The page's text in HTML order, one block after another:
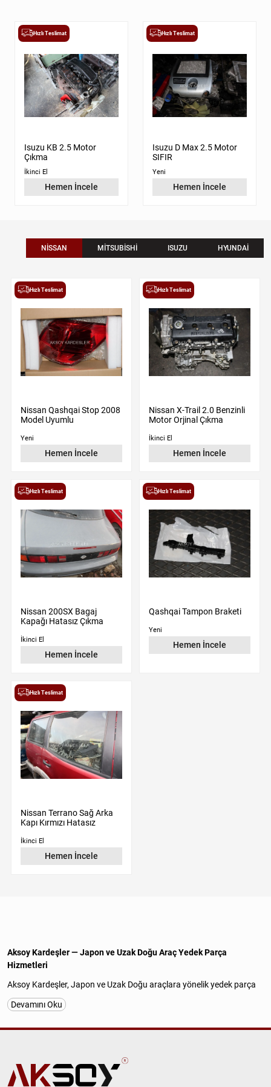
Hızlı Teslimat
Isuzu KB 2.5 Motor
Çıkma
İkinci El
Hemen İncele
Hızlı Teslimat
Isuzu D Max 2.5 Motor
SIFIR
Yeni
Hemen İncele
NISSAN MITSUBISHI ISUZU HYUNDAI
Hızlı Teslimat
Nissan Qashqai Stop 2008
Model Uyumlu
Yeni
Hemen İncele
Hızlı Teslimat
Nissan X-Trail 2.0 Benzinli
Motor Orjinal Çıkma
İkinci El
Hemen İncele
Hızlı Teslimat
Nissan 200SX Bagaj
Kapağı Hatasız Çıkma
İkinci El
Hemen İncele
Hızlı Teslimat
Qashqai Tampon Braketi
Yeni
Hemen İncele
Hızlı Teslimat
Nissan Terrano Sağ Arka
Kapı Kırmızı Hatasız
İkinci El
Hemen İncele
Aksoy Kardeşler — Japon ve Uzak Doğu Araç Yedek Parça
Hizmetleri
Aksoy Kardeşler, Japon ve Uzak Doğu araçlara yönelik yedek parça
tedariğinde uzun yıllara dayanan tecrübesiyle güvenilir ve
profesyonel hizmet sunan köklü bir firmadır. İstanbul Başakşehir
çözümleri sağlamaktadır.
Motor, mekanik, elektrik, elektronik, kaporta, yürüyen aksam,
Devamını Oku